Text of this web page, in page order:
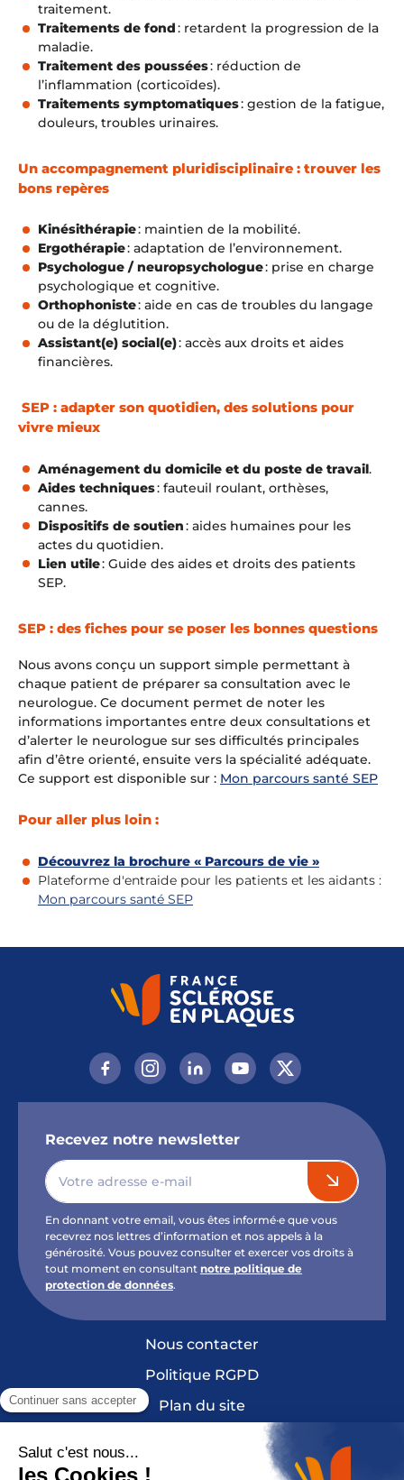
traitement.
Traitements de fond: retardent la progression de la
maladie.
Traitement des poussées: réduction de
l’inflammation (corticoïdes).
Traitements symptomatiques: gestion de la fatigue,
douleurs, troubles urinaires.
Un accompagnement pluridisciplinaire : trouver les
bons repères
Kinésithérapie: maintien de la mobilité.
Ergothérapie: adaptation de l’environnement.
Psychologue / neuropsychologue: prise en charge
psychologique et cognitive.
Orthophoniste: aide en cas de troubles du langage
ou de la déglutition.
Assistant(e) social(e): accès aux droits et aides
financières.
SEP : adapter son quotidien, des solutions pour
vivre mieux
Aménagement du domicile et du poste de travail.
Aides techniques: fauteuil roulant, orthèses,
cannes.
Dispositifs de soutien: aides humaines pour les
actes du quotidien.
Lien utile: Guide des aides et droits des patients
SEP.
SEP : des fiches pour se poser les bonnes questions
Nous avons conçu un support simple permettant à
chaque patient de préparer sa consultation avec le
neurologue. Ce document permet de noter les
informations importantes entre deux consultations et
d’alerter le neurologue sur ses difficultés principales
afin d’être orienté, ensuite vers la spécialité adéquate.
Ce support est disponible sur : Mon parcours santé SEP
Pour aller plus loin :
Découvrez la brochure « Parcours de vie »
Plateforme d'entraide pour les patients et les aidants :
Mon parcours santé SEP
Recevez notre newsletter
En donnant votre email, vous êtes informé·e que vous
recevrez nos lettres d’information et nos appels à la
générosité. Vous pouvez consulter et exercer vos droits à
tout moment en consultant notre politique de
protection de données.
Nous contacter
Politique RGPD
Plan du site
Mentions légales et crédits